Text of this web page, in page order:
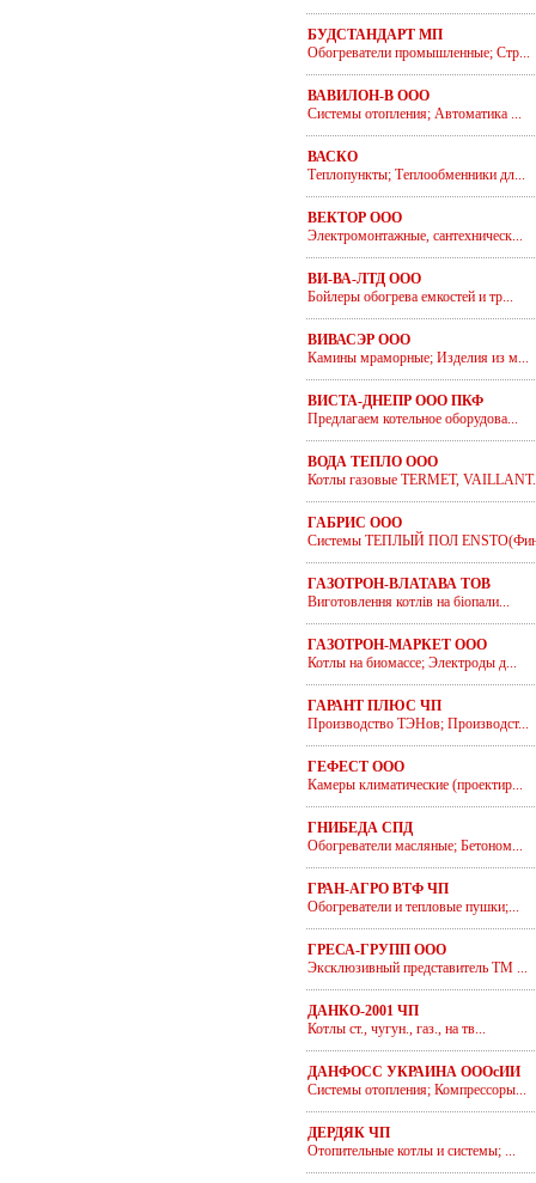
БУДСТАНДАРТ МП
Обогреватели промышленные; Стр...
ВАВИЛОН-В ООО
Системы отопления; Автоматика ...
ВАСКО
Теплопункты; Теплообменники дл...
ВЕКТОР ООО
Электромонтажные, сантехническ...
ВИ-ВА-ЛТД ООО
Бойлеры обогрева емкостей и тр...
ВИВАСЭР ООО
Камины мраморные; Изделия из м...
ВИСТА-ДНЕПР ООО ПКФ
Предлагаем котельное оборудова...
ВОДА ТЕПЛО ООО
Котлы газовые TERMET,
ГАБРИС ООО
Системы ТЕПЛЫЙ ПОЛ
ГАЗОТРОН-ВЛАТАВА ТОВ
Виготовлення котлів на біопали...
ГАЗОТРОН-МАРКЕТ ООО
Котлы на биомассе; Электроды д...
ГАРАНТ ПЛЮС ЧП
Производство ТЭНов; Производст...
ГЕФЕСТ ООО
Камеры климатические (проектир...
ГНИБЕДА СПД
Обогреватели масляные; Бетоном...
ГРАН-АГРО ВТФ ЧП
Обогреватели и тепловые пушки;...
ГРЕСА-ГРУПП ООО
Эксклюзивный представитель ТМ ...
ДАНКО-2001 ЧП
Котлы ст., чугун., газ., на тв...
ДАНФОСС УКРАИНА ОООсИИ
Системы отопления; Компрессоры...
ДЕРДЯК ЧП
Отопительные котлы и системы; ...